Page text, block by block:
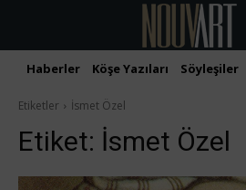
Haberler Köşe Yazıları Söyleşiler
Etiketler İsmet Özel
Etiket: İsmet Özel